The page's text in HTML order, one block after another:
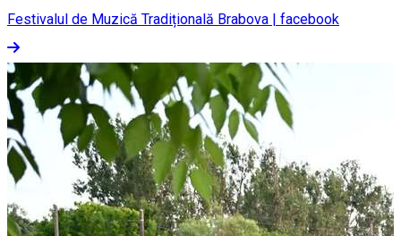
Festivalul de Muzică Tradițională Brabova | facebook